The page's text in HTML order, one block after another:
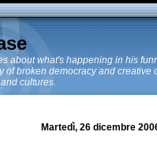
about what's happening in his
of broken democracy and creative
cultures.
Martedì, 26 dicembre